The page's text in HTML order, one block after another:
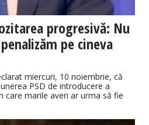
progresivă: Nu
pe cineva
miercuri, 10 noiembrie, că
PSD de introducere a
care marile averi ar urma să fie